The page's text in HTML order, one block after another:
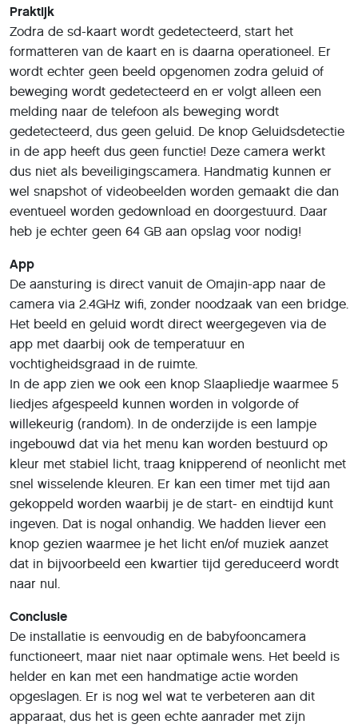
Praktijk
Zodra de sd-kaart wordt gedetecteerd, start het
formatteren van de kaart en is daarna operationeel. Er
wordt echter geen beeld opgenomen zodra geluid of
beweging wordt gedetecteerd en er volgt alleen een
melding naar de telefoon als beweging wordt
gedetecteerd, dus geen geluid. De knop Geluidsdetectie
in de app heeft dus geen functie! Deze camera werkt
dus niet als beveiligingscamera. Handmatig kunnen er
wel snapshot of videobeelden worden gemaakt die dan
eventueel worden gedownload en doorgestuurd. Daar
heb je echter geen 64 GB aan opslag voor nodig!
App
De aansturing is direct vanuit de Omajin-app naar de
camera via 2.4GHz wifi, zonder noodzaak van een bridge.
Het beeld en geluid wordt direct weergegeven via de
app met daarbij ook de temperatuur en
vochtigheidsgraad in de ruimte.
In de app zien we ook een knop Slaapliedje waarmee 5
liedjes afgespeeld kunnen worden in volgorde of
willekeurig (random). In de onderzijde is een lampje
ingebouwd dat via het menu kan worden bestuurd op
kleur met stabiel licht, traag knipperend of neonlicht met
snel wisselende kleuren. Er kan een timer met tijd aan
gekoppeld worden waarbij je de start- en eindtijd kunt
ingeven. Dat is nogal onhandig. We hadden liever een
knop gezien waarmee je het licht en/of muziek aanzet
dat in bijvoorbeeld een kwartier tijd gereduceerd wordt
naar nul.
Conclusie
De installatie is eenvoudig en de babyfooncamera
functioneert, maar niet naar optimale wens. Het beeld is
helder en kan met een handmatige actie worden
opgeslagen. Er is nog wel wat te verbeteren aan dit
apparaat, dus het is geen echte aanrader met zijn